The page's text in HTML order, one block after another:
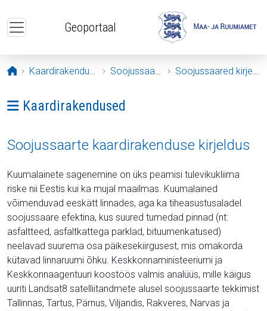
Geoportaal
Avaleht
Kaardirakendused Soojussaared Soojussaared kirjeldus
Ava menüü: Kaardirakendused
Kaardirakendused
Soojussaarte kaardirakenduse kirjeldus
Kuumalainete sagenemine on üks peamisi tulevikukliima
riske nii Eestis kui ka mujal maailmas. Kuumalained
võimenduvad eeskätt linnades, aga ka tiheasustusaladel
soojussaare efektina, kus suured tumedad pinnad (nt:
asfaltteed, asfaltkattega parklad, bituumenkatused)
neelavad suurema osa päikesekiirgusest, mis omakorda
kütavad linnaruumi õhku. Keskkonnaministeeriumi ja
Keskkonnaagentuuri koostöös valmis analüüs, mille käigus
uuriti Landsat8 satelliitandmete alusel soojussaarte tekkimist
Tallinnas, Tartus, Pärnus, Viljandis, Rakveres, Narvas ja